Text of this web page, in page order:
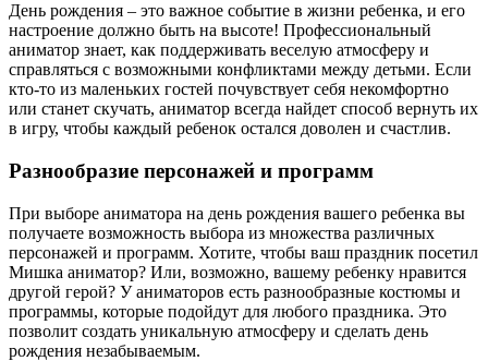
День рождения – это важное событие в жизни ребенка, и его
настроение должно быть на высоте! Профессиональный
аниматор знает, как поддерживать веселую атмосферу и
справляться с возможными конфликтами между детьми. Если
кто-то из маленьких гостей почувствует себя некомфортно
или станет скучать, аниматор всегда найдет способ вернуть их
в игру, чтобы каждый ребенок остался доволен и счастлив.
Разнообразие персонажей и программ
При выборе аниматора на день рождения вашего ребенка вы
получаете возможность выбора из множества различных
персонажей и программ. Хотите, чтобы ваш праздник посетил
Мишка аниматор? Или, возможно, вашему ребенку нравится
другой герой? У аниматоров есть разнообразные костюмы и
программы, которые подойдут для любого праздника. Это
позволит создать уникальную атмосферу и сделать день
рождения незабываемым.